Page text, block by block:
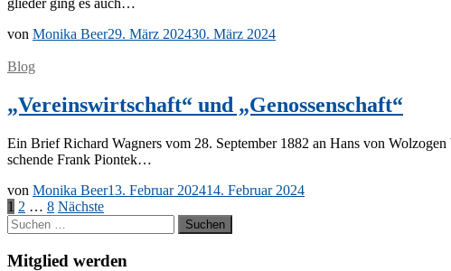
glie­der ging es auch…
von Monika Beer29. März 202430. März 2024
Blog
„Vereinswirtschaft“ und „Genossenschaft“
Ein Brief Ri­chard Wag­ners vom 28. Sep­tem­ber 1882 an Hans von
schen­de Frank Piontek…
von Monika Beer13. Februar 202414. Februar 2024
Seitennummerierung
der
Beiträge
1 2 … 8 Nächste
Suchen
nach:
Mitglied werden